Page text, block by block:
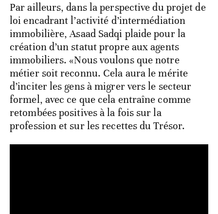
Par ailleurs, dans la perspective du projet de
loi encadrant l’activité d’intermédiation
immobilière, Asaad Sadqi plaide pour la
création d’un statut propre aux agents
immobiliers. «Nous voulons que notre
métier soit reconnu. Cela aura le mérite
d’inciter les gens à migrer vers le secteur
formel, avec ce que cela entraîne comme
retombées positives à la fois sur la
profession et sur les recettes du Trésor.